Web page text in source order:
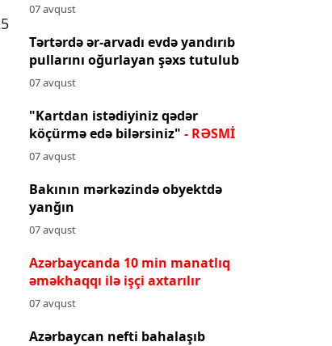
07 avqust
Tərtərdə ər-arvadı evdə yandırıb
pullarını oğurlayan şəxs tutulub
07 avqust
"Kartdan istədiyiniz qədər
köçürmə edə bilərsiniz" - RƏSMİ
07 avqust
Bakının mərkəzində obyektdə
yanğın
07 avqust
Azərbaycanda 10 min manatlıq
əməkhaqqı ilə işçi axtarılır
07 avqust
Azərbaycan nefti bahalaşıb